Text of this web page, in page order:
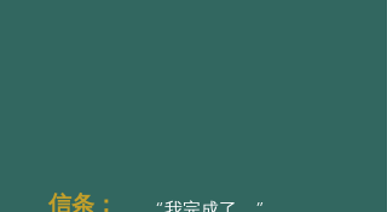
信条：